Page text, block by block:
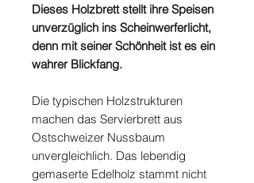
Dieses Holzbrett stellt ihre Speisen
unverzüglich ins Scheinwerferlicht,
denn mit seiner Schönheit ist es ein
wahrer Blickfang.
Die typischen Holzstrukturen
machen das Servierbrett aus
Ostschweizer Nussbaum
unvergleichlich. Das lebendig
gemaserte Edelholz stammt nicht